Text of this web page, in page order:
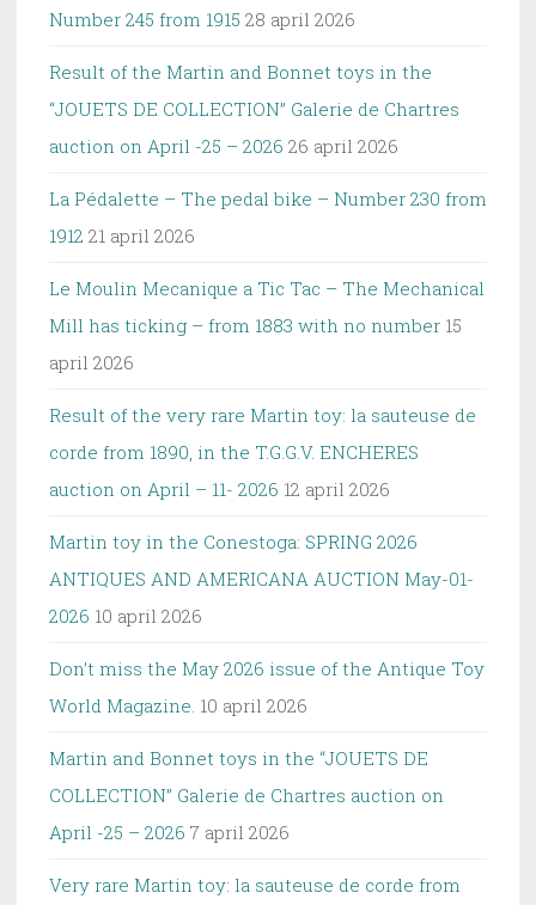
Number 245 from 1915 28 april 2026
Result of the Martin and Bonnet toys in the
“JOUETS DE COLLECTION” Galerie de Chartres
auction on April -25 – 2026 26 april 2026
La Pédalette – The pedal bike – Number 230 from
1912 21 april 2026
Le Moulin Mecanique a Tic Tac – The Mechanical
Mill has ticking – from 1883 with no number 15
april 2026
Result of the very rare Martin toy: la sauteuse de
corde from 1890, in the T.G.G.V. ENCHERES
auction on April – 11- 2026 12 april 2026
Martin toy in the Conestoga: SPRING 2026
ANTIQUES AND AMERICANA AUCTION May-01-
2026 10 april 2026
Don’t miss the May 2026 issue of the Antique Toy
World Magazine. 10 april 2026
Martin and Bonnet toys in the “JOUETS DE
COLLECTION” Galerie de Chartres auction on
April -25 – 2026 7 april 2026
Very rare Martin toy: la sauteuse de corde from